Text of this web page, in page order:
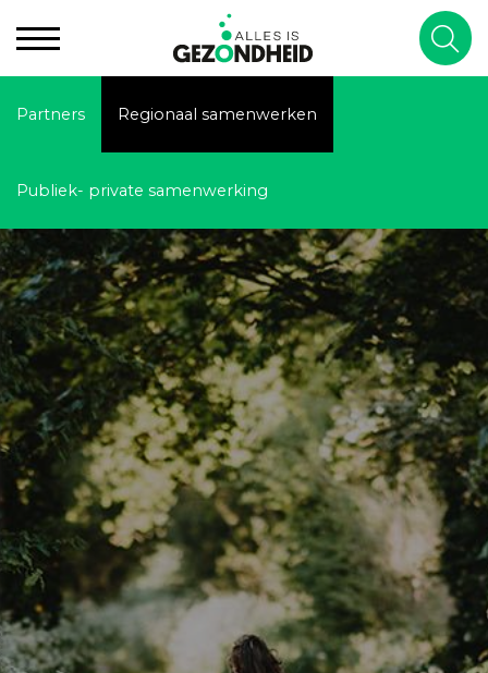
Partners Regionaal samenwerken
Publiek- private samenwerking